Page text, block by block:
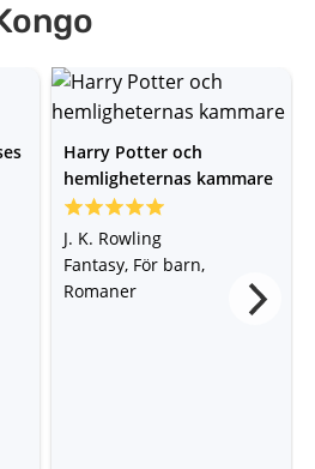
Harry Potter och
hemligheternas kammare
J. K. Rowling
Fantasy, För barn,
Romaner